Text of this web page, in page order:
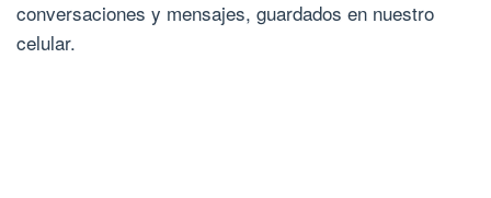
conversaciones y mensajes, guardados en nuestro
celular.